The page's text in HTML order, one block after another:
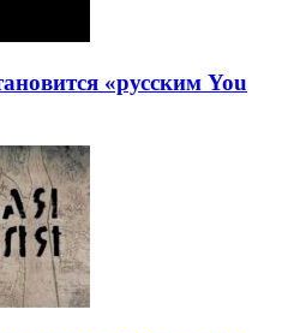
«русским You